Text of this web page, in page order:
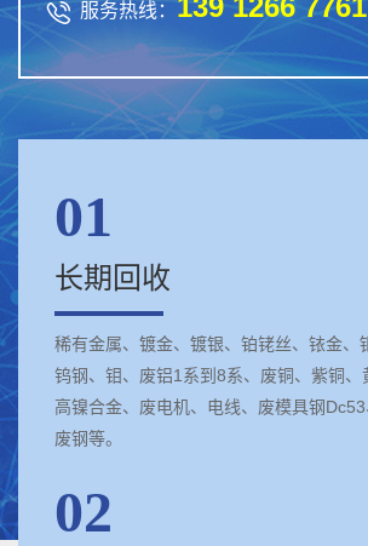
 服务热线：
01
长期回收
稀有金属、镀金、镀银、铂铑丝、铱金、
钨钢、钼、废铝1系到8系、废铜、紫铜、
高镍合金、废电机、电线、废模具钢Dc53
废钢等。
02